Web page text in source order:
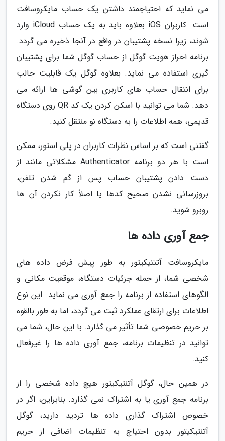
می نماید که احتیاجمند داشتن یک حساب مایکروسافت
است. کاربران iOS بعلاوه باید به یک حساب iCloud وارد
شوند، زیرا نسخه پشتیبان در واقع در آنجا ذخیره می گردد.
برنامه احراز هویت گوگل از حساب گوگل شما برای پشتیبان
گیری استفاده می نماید. بعلاوه گوگل یک قابلیت جالب
برای انتقال حساب های کاربری بین گوشی ها ارائه می
دهد. شما می توانید با اسکن کردن یک کد QR روی دستگاه
قدیمی، همه اطلاعات را به دستگاه نو منتقل کنید.
گفتنی است که بر اساس نظرات کاربران در پلی استور، ممکن
است با هر دو برنامه Authenticator مشکلاتی مانند از
دست دادن پشتیبان حساب پس از گم شدن تلفن،
بروزرسانی نشدن صحیح کدها یا اصلاً کار نکردن آن ها
روبرو شوید.
جمع آوری داده ها
مایکروسافت آتنتیکیتور به طور پیش فرض داده های
شخصی شما، از جمله جزئیات دستگاه، موقعیت مکانی و
الگوهای استفاده از برنامه را جمع آوری می نماید. این نوع
اطلاعات برای ارتقای عملکرد ثبت می گردد، اما به طور بالقوه
بر حریم خصوصی شما تأثیر می گذارد. با این حال، شما می
توانید در تنظیمات برنامه، جمع آوری داده ها را غیرفعال
کنید.
در همین حال، گوگل آتنتیکیتور هیچ داده شخصی را از
برنامه جمع آوری یا به اشتراک نمی گذارد. بنابراین، اگر در
خصوص اشتراک گذاری داده ها تردید دارید، گوگل
آتنتیکیتور بدون احتیاج به تنظیمات اضافی از حریم